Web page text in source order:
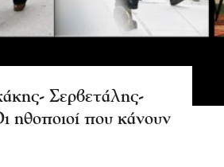
Σερβετάλης-
ηθοποιοί που κάνουν